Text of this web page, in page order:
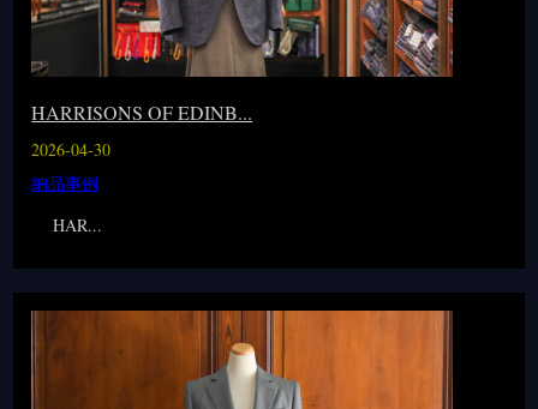
HARRISONS OF EDINB...
2026-04-30
納品事例
HAR...